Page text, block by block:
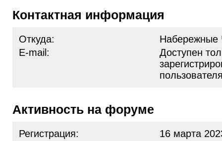
Контактная информация
Откуда:
Набережные
E-mail:
Доступен
Активность на форуме
Регистрация:
16 марта